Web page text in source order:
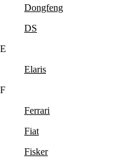
Dongfeng
DS
E
Elaris
F
Ferrari
Fiat
Fisker